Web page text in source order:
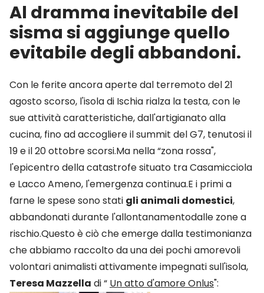
Al dramma inevitabile del
sisma si aggiunge quello
evitabile degli abbandoni.
Con le ferite ancora aperte dal terremoto del 21
agosto scorso, l'isola di Ischia rialza la testa, con le
sue attività caratteristiche, dall'artigianato alla
cucina, fino ad accogliere il summit del G7, tenutosi il
19 e il 20 ottobre scorsi.Ma nella “zona rossa",
l'epicentro della catastrofe situato tra Casamicciola
e Lacco Ameno, l'emergenza continua.E i primi a
farne le spese sono stati gli animali domestici,
abbandonati durante l'allontanamentodalle zone a
rischio.Questo è ciò che emerge dalla testimonianza
che abbiamo raccolto da una dei pochi amorevoli
volontari animalisti attivamente impegnati sull'isola,
Teresa Mazzella di “ Un atto d'amore Onlus":